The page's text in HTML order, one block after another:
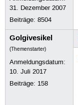
31. Dezember 2007
Beiträge:8504
Golgivesikel
(Themenstarter)
Anmeldungsdatum:
10. Juli 2017
Beiträge: 158